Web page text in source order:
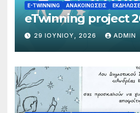
E-TWINNING ΑΝΑΚΟΙΝΏΣΕΙΣ
eTwinning project
29 ΙΟΥΝΊΟΥ, 2026 ADMIN